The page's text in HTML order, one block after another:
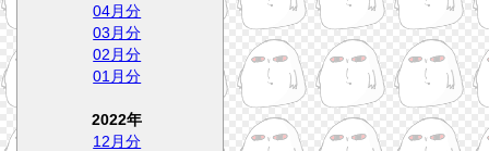
04月分
03月分
02月分
01月分
2022年
12月分